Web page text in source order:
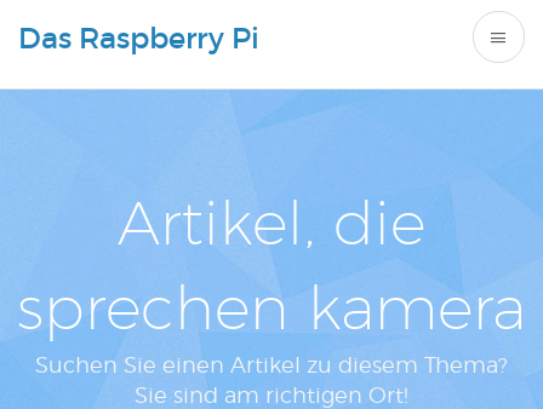
Das Raspberry Pi
Artikel, die
sprechen kamera
Suchen Sie einen Artikel zu diesem Thema?
Sie sind am richtigen Ort!